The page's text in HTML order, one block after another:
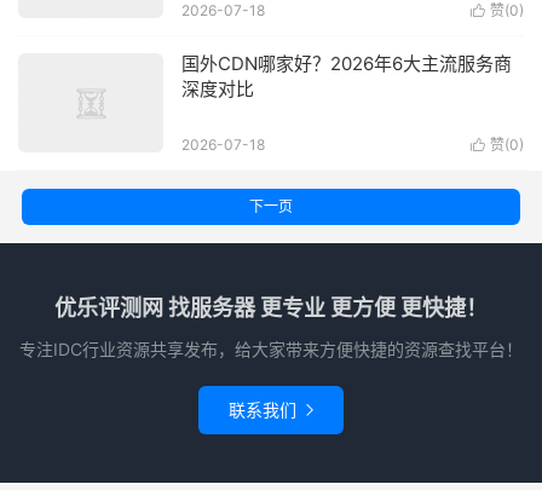
 赞(0)
2026-07-18
国外CDN哪家好？2026年6大主流服务商
深度对比
 赞(0)
2026-07-18
下一页
优乐评测网 找服务器 更专业 更方便 更快捷！
专注IDC行业资源共享发布，给大家带来方便快捷的资源查找平台！
联系我们 